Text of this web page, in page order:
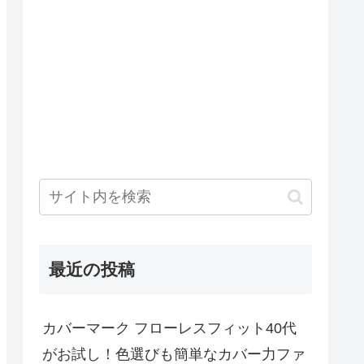
最近の投稿
カバーマーク フローレスフィット40代
がお試し！色選びも簡単なカバー力ファ